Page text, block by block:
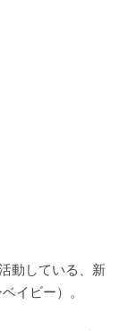
動している、新
イビー）。